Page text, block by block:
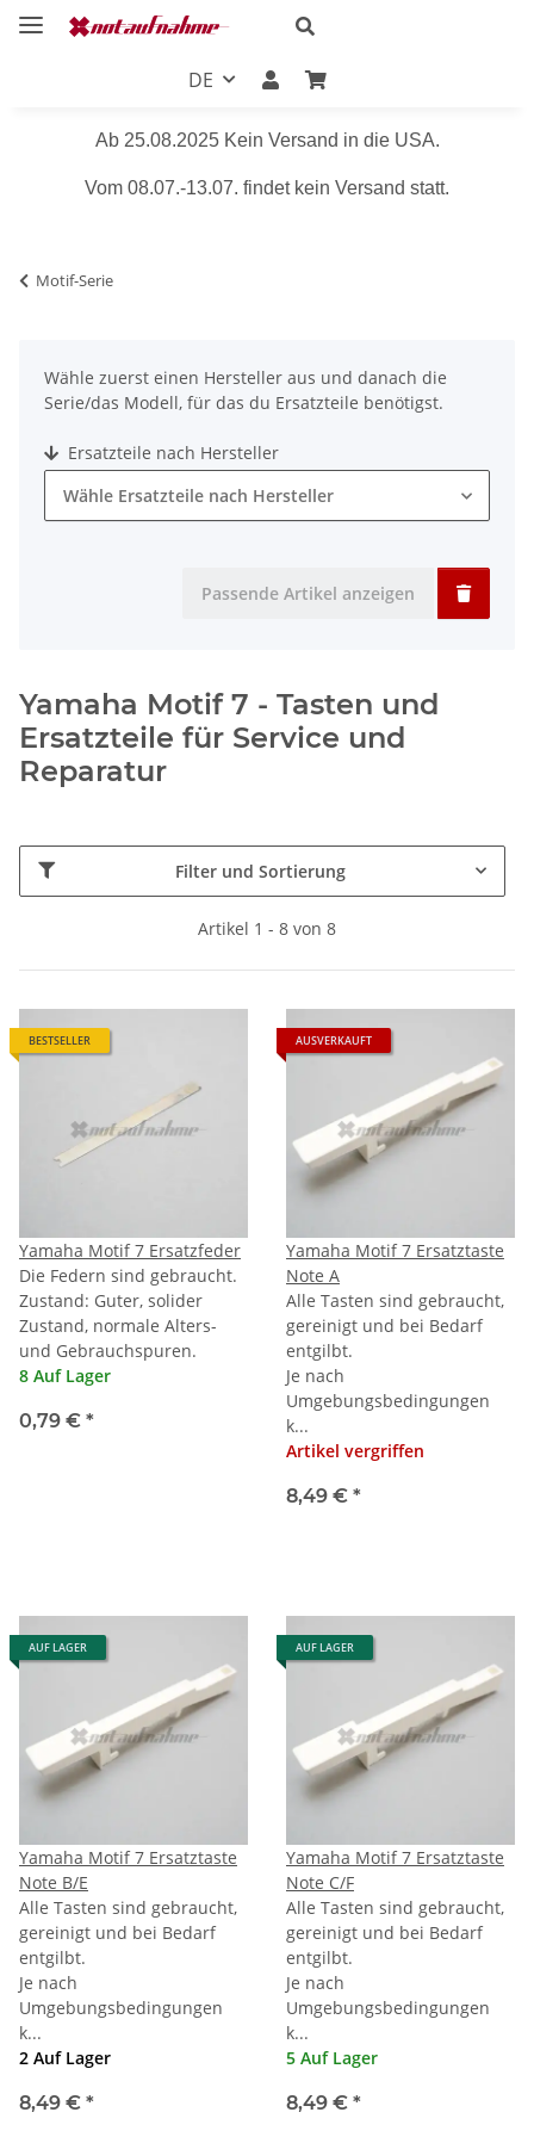
DE
Ab 25.08.2025 Kein Versand in die USA.
Vom 08.07.-13.07. findet kein Versand statt.
Motif-Serie
Wähle zuerst einen Hersteller aus und danach die
Serie/das Modell, für das du Ersatzteile benötigst.
Ersatzteile nach Hersteller
Wähle Ersatzteile nach Hersteller
Passende Artikel anzeigen
Yamaha Motif 7 - Tasten und
Ersatzteile für Service und
Reparatur
Filter und Sortierung
Artikel 1 - 8 von 8
BESTSELLER
Yamaha Motif 7 Ersatzfeder
Die Federn sind gebraucht.
Zustand: Guter, solider
Zustand, normale Alters-
und Gebrauchspuren.
8 Auf Lager
0,79 € *
AUSVERKAUFT
Yamaha Motif 7 Ersatztaste
Note A
Alle Tasten sind gebraucht,
gereinigt und bei Bedarf
entgilbt.
Je nach
Umgebungsbedingungen
k...
Artikel vergriffen
8,49 € *
AUF LAGER
Yamaha Motif 7 Ersatztaste
Note B/E
Alle Tasten sind gebraucht,
gereinigt und bei Bedarf
entgilbt.
Je nach
Umgebungsbedingungen
k...
2 Auf Lager
8,49 € *
AUF LAGER
Yamaha Motif 7 Ersatztaste
Note C/F
Alle Tasten sind gebraucht,
gereinigt und bei Bedarf
entgilbt.
Je nach
Umgebungsbedingungen
k...
5 Auf Lager
8,49 € *